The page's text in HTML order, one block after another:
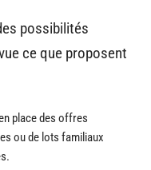
possibilités
ce que proposent
place des offres
ou de lots familiaux